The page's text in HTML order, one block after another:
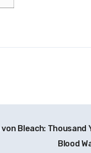
Bleach: Thousand
Blood